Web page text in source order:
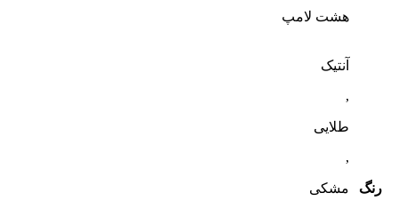
هشت لامپ
رنگ
آنتیک
,
طلایی
,
مشکی